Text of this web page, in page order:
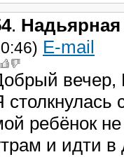
.
E-mail
вечер,
столкнулась
ребёнок не
и идти в